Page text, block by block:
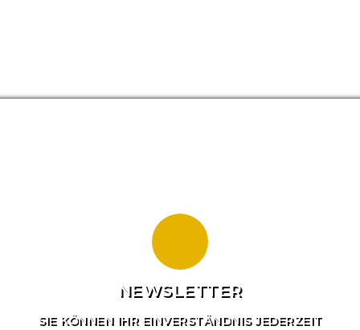
NEWSLETTER
SIE KÖNNEN IHR EINVERSTÄNDNIS JEDERZEIT